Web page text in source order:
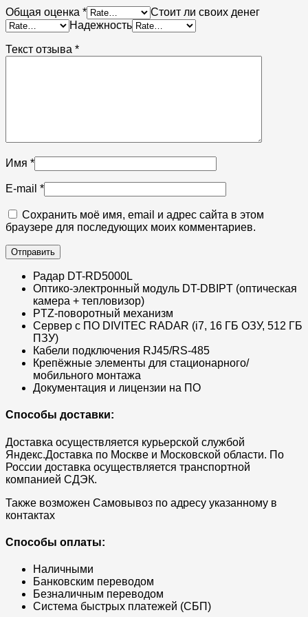
Общая оценка *
Стоит ли своих денег
Надежность
Текст отзыва *
Имя *
E-mail *
Сохранить моё имя, email и адрес сайта в этом
браузере для последующих моих комментариев.
Радар DT-RD5000L
Оптико-электронный модуль DT-DBIPT (оптическая
камера + тепловизор)
PTZ-поворотный механизм
Сервер с ПО DIVITEC RADAR (i7, 16 ГБ ОЗУ, 512 ГБ
ПЗУ)
Кабели подключения RJ45/RS-485
Крепёжные элементы для стационарного/
мобильного монтажа
Документация и лицензии на ПО
Способы доставки:
Доставка осуществляется курьерской службой
Яндекс.Доставка по Москве и Московской области. По
России доставка осуществляется транспортной
компанией СДЭК.
Также возможен Самовывоз по адресу указанному в
контактах
Способы оплаты:
Наличными
Банковским переводом
Безналичным переводом
Система быстрых платежей (СБП)